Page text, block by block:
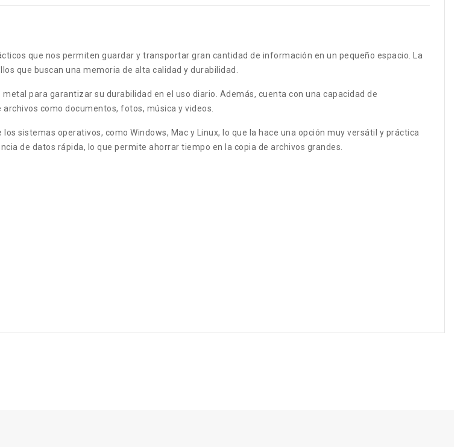
que nos permiten guardar y transportar gran cantidad de información en un pequeño espacio. La
que buscan una memoria de alta calidad y durabilidad.
para garantizar su durabilidad en el uso diario. Además, cuenta con una capacidad de
como documentos, fotos, música y videos.
sistemas operativos, como Windows, Mac y Linux, lo que la hace una opción muy versátil y práctica
de datos rápida, lo que permite ahorrar tiempo en la copia de archivos grandes.